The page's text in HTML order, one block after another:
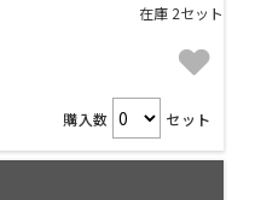
在庫 2セット
購入数 セット